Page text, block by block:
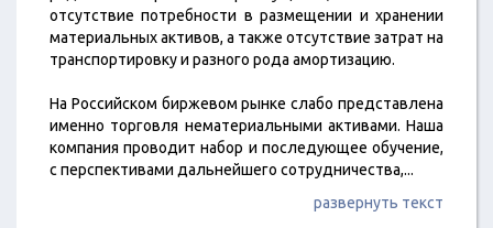
отсутствие потребности в размещении и хранении
материальных активов, а также отсутствие затрат на
транспортировку и разного рода амортизацию.
На Российском биржевом рынке слабо представлена
именно торговля нематериальными активами. Наша
компания проводит набор и последующее обучение,
с перспективами дальнейшего сотрудничества,...
развернуть текст